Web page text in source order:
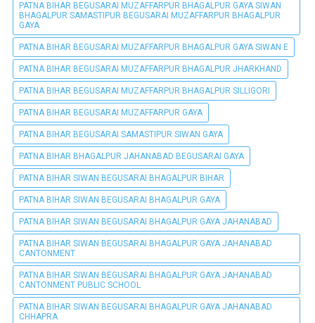
PATNA BIHAR BEGUSARAI MUZAFFARPUR BHAGALPUR GAYA SIWAN
BHAGALPUR SAMASTIPUR BEGUSARAI MUZAFFARPUR BHAGALPUR
GAYA
PATNA BIHAR BEGUSARAI MUZAFFARPUR BHAGALPUR GAYA SIWAN E
PATNA BIHAR BEGUSARAI MUZAFFARPUR BHAGALPUR JHARKHAND
PATNA BIHAR BEGUSARAI MUZAFFARPUR BHAGALPUR SILLIGORI
PATNA BIHAR BEGUSARAI MUZAFFARPUR GAYA
PATNA BIHAR BEGUSARAI SAMASTIPUR SIWAN GAYA
PATNA BIHAR BHAGALPUR JAHANABAD BEGUSARAI GAYA
PATNA BIHAR SIWAN BEGUSARAI BHAGALPUR BIHAR
PATNA BIHAR SIWAN BEGUSARAI BHAGALPUR GAYA
PATNA BIHAR SIWAN BEGUSARAI BHAGALPUR GAYA JAHANABAD
PATNA BIHAR SIWAN BEGUSARAI BHAGALPUR GAYA JAHANABAD
CANTONMENT
PATNA BIHAR SIWAN BEGUSARAI BHAGALPUR GAYA JAHANABAD
CANTONMENT PUBLIC SCHOOL
PATNA BIHAR SIWAN BEGUSARAI BHAGALPUR GAYA JAHANABAD
CHHAPRA